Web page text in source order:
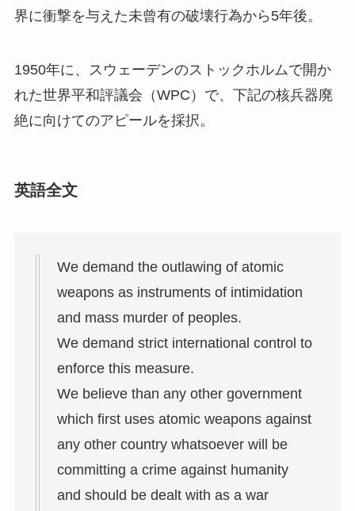
界に衝撃を与えた未曾有の破壊行為から5年後。
1950年に、スウェーデンのストックホルムで開か
れた世界平和評議会（WPC）で、下記の核兵器廃
絶に向けてのアピールを採択。
英語全文
We demand the outlawing of atomic
weapons as instruments of intimidation
and mass murder of peoples.
We demand strict international control to
enforce this measure.
We believe than any other government
which first uses atomic weapons against
any other country whatsoever will be
committing a crime against humanity
and should be dealt with as a war